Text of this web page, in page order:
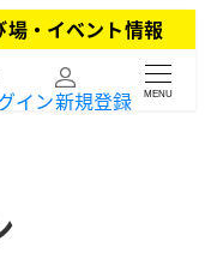
・イベント情報
イン新規登録 MENU